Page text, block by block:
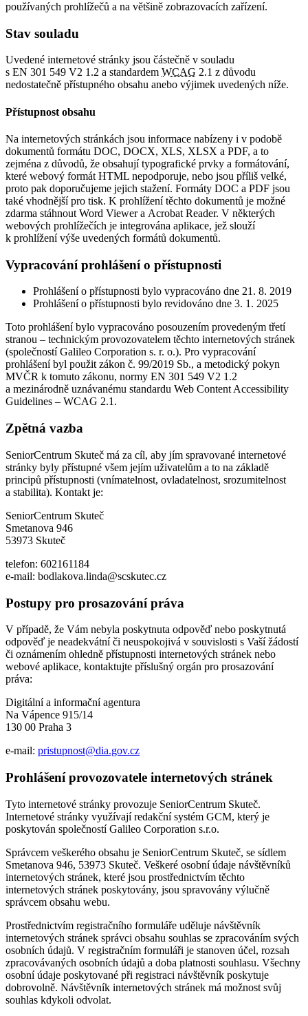
používaných prohlížečů a na většině zobrazovacích zařízení.
Stav souladu
Uvedené internetové stránky jsou částečně v souladu
s EN 301 549 V2 1.2 a standardem WCAG 2.1 z důvodu
nedostatečně přístupného obsahu anebo výjimek uvedených níže.
Přístupnost obsahu
Na internetových stránkách jsou informace nabízeny i v podobě
dokumentů formátu DOC, DOCX, XLS, XLSX a PDF, a to
zejména z důvodů, že obsahují typografické prvky a formátování,
které webový formát HTML nepodporuje, nebo jsou příliš velké,
proto pak doporučujeme jejich stažení. Formáty DOC a PDF jsou
také vhodnější pro tisk. K prohlížení těchto dokumentů je možné
zdarma stáhnout Word Viewer a Acrobat Reader. V některých
webových prohlížečích je integrována aplikace, jež slouží
k prohlížení výše uvedených formátů dokumentů.
Vypracování prohlášení o přístupnosti
Prohlášení o přístupnosti bylo vypracováno dne 21. 8. 2019
Prohlášení o přístupnosti bylo revidováno dne 3. 1. 2025
Toto prohlášení bylo vypracováno posouzením provedeným třetí
stranou – technickým provozovatelem těchto internetových stránek
(společností Galileo Corporation s. r. o.). Pro vypracování
prohlášení byl použit zákon č. 99/2019 Sb., a metodický pokyn
MVČR k tomuto zákonu, normy EN 301 549 V2 1.2
a mezinárodně uznávanému standardu Web Content Accessibility
Guidelines – WCAG 2.1.
Zpětná vazba
SeniorCentrum Skuteč má za cíl, aby jím spravované internetové
stránky byly přístupné všem jejím uživatelům a to na základě
principů přístupnosti (vnímatelnost, ovladatelnost, srozumitelnost
a stabilita). Kontakt je:
SeniorCentrum Skuteč
Smetanova 946
53973 Skuteč
telefon: 602161184
e-mail: bodlakova.linda@scskutec.cz
Postupy pro prosazování práva
V případě, že Vám nebyla poskytnuta odpověď nebo poskytnutá
odpověď je neadekvátní či neuspokojivá v souvislosti s Vaší žádostí
či oznámením ohledně přístupnosti internetových stránek nebo
webové aplikace, kontaktujte příslušný orgán pro prosazování
práva:
Digitální a informační agentura
Na Vápence 915/14
130 00 Praha 3
e-mail: pristupnost@dia.gov.cz
Prohlášení provozovatele internetových stránek
Tyto internetové stránky provozuje SeniorCentrum Skuteč.
Internetové stránky využívají redakční systém GCM, který je
poskytován společností Galileo Corporation s.r.o.
Správcem veškerého obsahu je SeniorCentrum Skuteč, se sídlem
Smetanova 946, 53973 Skuteč. Veškeré osobní údaje návštěvníků
internetových stránek, které jsou prostřednictvím těchto
internetových stránek poskytovány, jsou spravovány výlučně
správcem obsahu webu.
Prostřednictvím registračního formuláře uděluje návštěvník
internetových stránek správci obsahu souhlas se zpracováním svých
osobních údajů. V registračním formuláři je stanoven účel, rozsah
zpracovávaných osobních údajů a doba platnosti souhlasu. Všechny
osobní údaje poskytované při registraci návštěvník poskytuje
dobrovolně. Návštěvník internetových stránek má možnost svůj
souhlas kdykoli odvolat.